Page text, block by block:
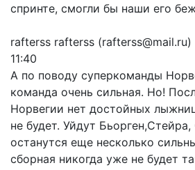
спринте, смогли бы наши его
rafterss rafterss
11:40
А по поводу суперкоманды
команда очень сильная. Но!
Норвегии нет достойных
не будет. Уйдут
останутся еще несколько
сборная никогда уже не будет